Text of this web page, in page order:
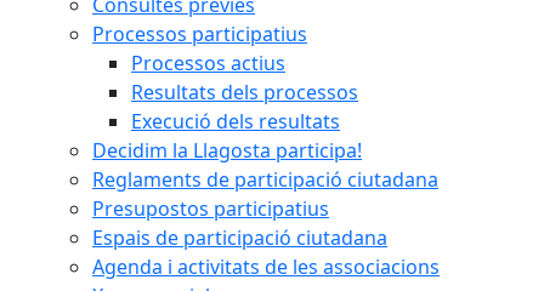
Processos participatius
Processos actius
Resultats dels processos
Execució dels resultats
Decidim la Llagosta participa!
Reglaments de participació ciutadana
Presupostos participatius
Espais de participació ciutadana
Agenda i activitats de les associacions